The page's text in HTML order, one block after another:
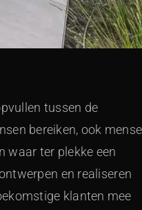
tussen de
bereiken, ook
waar ter plekke een
en realiseren
klanten mee